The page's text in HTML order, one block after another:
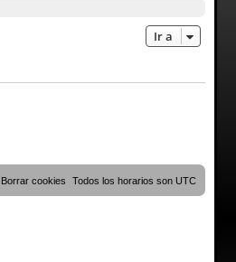
Ir a
Todos los horarios sonUTC
Borrar cookies